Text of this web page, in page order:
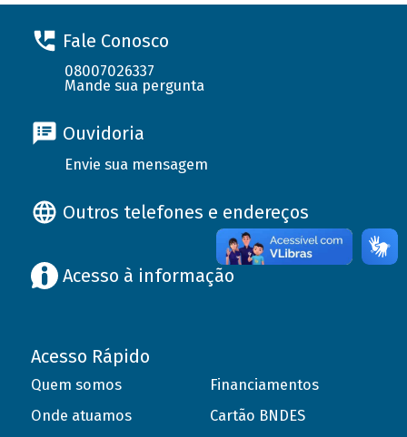
Fale Conosco
08007026337
Mande sua pergunta
Ouvidoria
Envie sua mensagem
Outros telefones e endereços
Acesso à informação
Acesso Rápido
Quem somos
Onde atuamos
Financiamentos
Cartão BNDES